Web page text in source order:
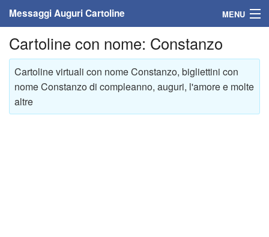
Messaggi Auguri Cartoline MENU
Home
Messaggi
Cartoline
Cartoline con nome: Constanzo
Cartoline virtuali con nome Constanzo, bigliettini con
nome Constanzo di compleanno, auguri, l'amore e molte
altre